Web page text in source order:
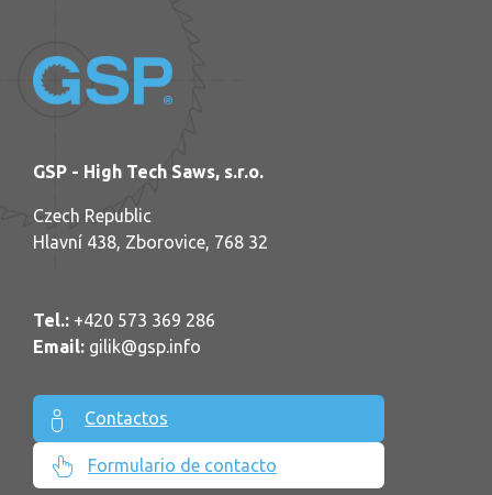
GSP - High Tech Saws, s.r.o.
Czech Republic
Hlavní 438, Zborovice, 768 32
Tel.: +420 573 369 286
Email: gilik@gsp.info
Contactos
Formulario de contacto